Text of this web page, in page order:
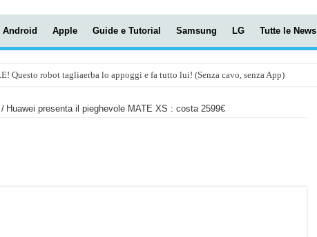
Android Apple Guide e Tutorial Samsung LG Tutte le News
Questo robot tagliaerba lo appoggi e fa tutto lui! (Senza cavo, senza App)
/ Huawei presenta il pieghevole MATE XS : costa 2599€